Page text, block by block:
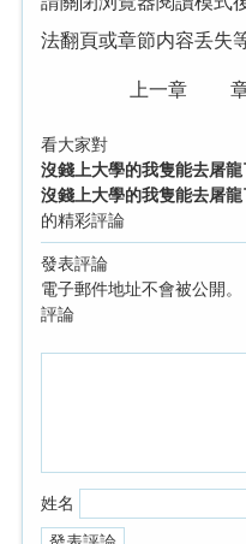
法翻頁或章節内容丢失
上一章
看大家對
沒錢上大學的我隻能去屠
沒錢上大學的我隻能去屠
的精彩評論
發表評論
電子郵件地址不會被公開。
評論
姓名